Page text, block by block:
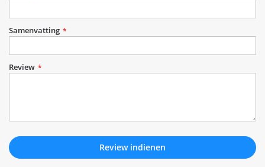
Samenvatting
Review
Review indienen